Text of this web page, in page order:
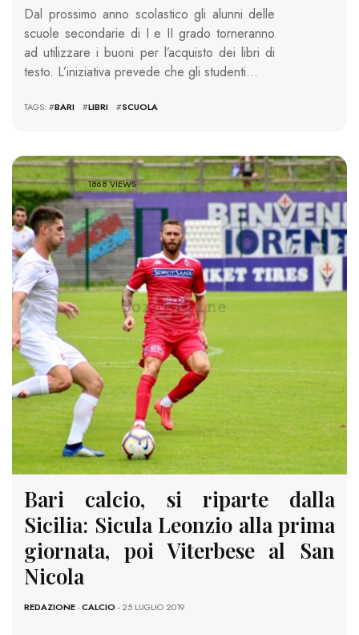
Dal prossimo anno scolastico gli alunni delle
scuole secondarie di I e II grado torneranno
ad utilizzare i buoni per l’acquisto dei libri di
testo. L’iniziativa prevede che gli studenti…
TAGS: #BARI #LIBRI #SCUOLA
1868 VIEWS
Bari calcio, si riparte dalla
Sicilia: Sicula Leonzio alla prima
giornata, poi Viterbese al San
Nicola
REDAZIONE-CALCIO - 25 LUGLIO 2019